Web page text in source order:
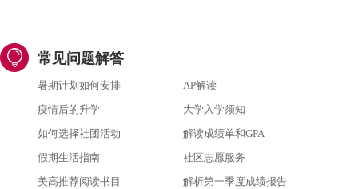
常见问题解答
暑期计划如何安排
AP解读
疫情后的升学
大学入学须知
如何选择社团活动
解读成绩单和GPA
假期生活指南
社区志愿服务
美高推荐阅读书目
解析第一季度成绩报告